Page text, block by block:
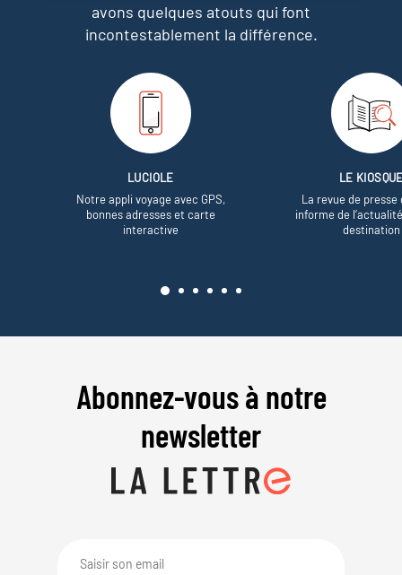
avons quelques atouts qui font
incontestablement la différence.
LUCIOLE
Notre appli voyage avec GPS,
bonnes adresses et carte
interactive
LE
La revue de presse
informe de
destination
Abonnez-vous à notre
newsletter